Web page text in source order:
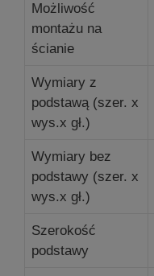
Możliwość
montażu na
ścianie
Wymiary z
podstawą (szer. x
wys.x gł.)
Wymiary bez
podstawy (szer. x
wys.x gł.)
Szerokość
podstawy